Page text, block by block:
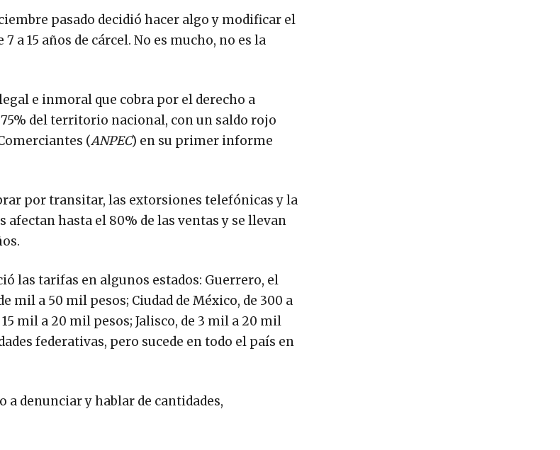
pasado decidió hacer algo y modificar el
a 15 años de cárcel. No es mucho, no es la
e inmoral que cobra por el derecho a
del territorio nacional, con un saldo rojo
(ANPEC) en su primer informe
por transitar, las extorsiones telefónicas y la
hasta el 80% de las ventas y se llevan
las tarifas en algunos estados: Guerrero, el
mil a 50 mil pesos; Ciudad de México, de 300 a
mil a 20 mil pesos; Jalisco, de 3 mil a 20 mil
federativas, pero sucede en todo el país en
a denunciar y hablar de cantidades,